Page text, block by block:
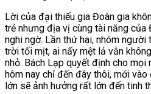
Lời của đại thiếu gia Đoàn gia
trẻ nhưng địa vị cùng tài năng của
nghi ngờ. Lần thứ hai, nhóm
trời tối mịt, ai nấy mệt lả vẫn
nhỏ. Bách Lạp quyết định cho
hôm nay chỉ đến đây thôi, mới
lớn sẽ ảnh hưởng rất lớn đến tinh